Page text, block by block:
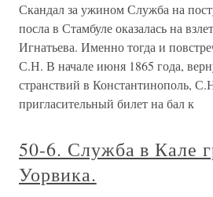
Скандал за ужином Служба на
посла в Стамбуле оказалась на
Игнатьева. Именно тогда и
С.Н. В начале июня 1865 года,
странствий в Константинополь,
пригласительный билет на бал к
50-6. Служба в Кале
Уорвика.